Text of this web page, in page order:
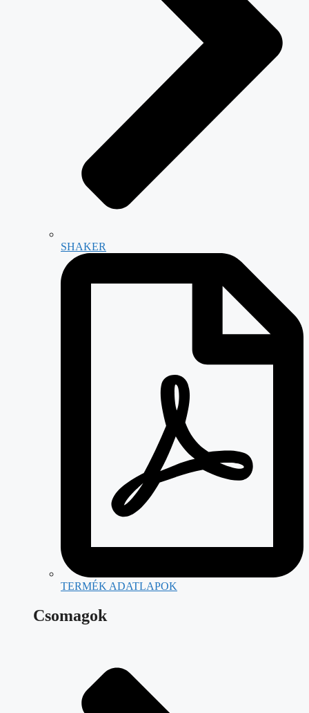
SHAKER
TERMÉK ADATLAPOK
Csomagok